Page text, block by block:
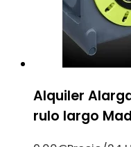
Alquiler
rulo largo